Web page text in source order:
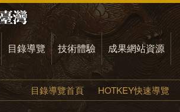
目錄導覽 技術體驗 成果網站資源
目錄導覽首頁 HOTKEY快速導覽